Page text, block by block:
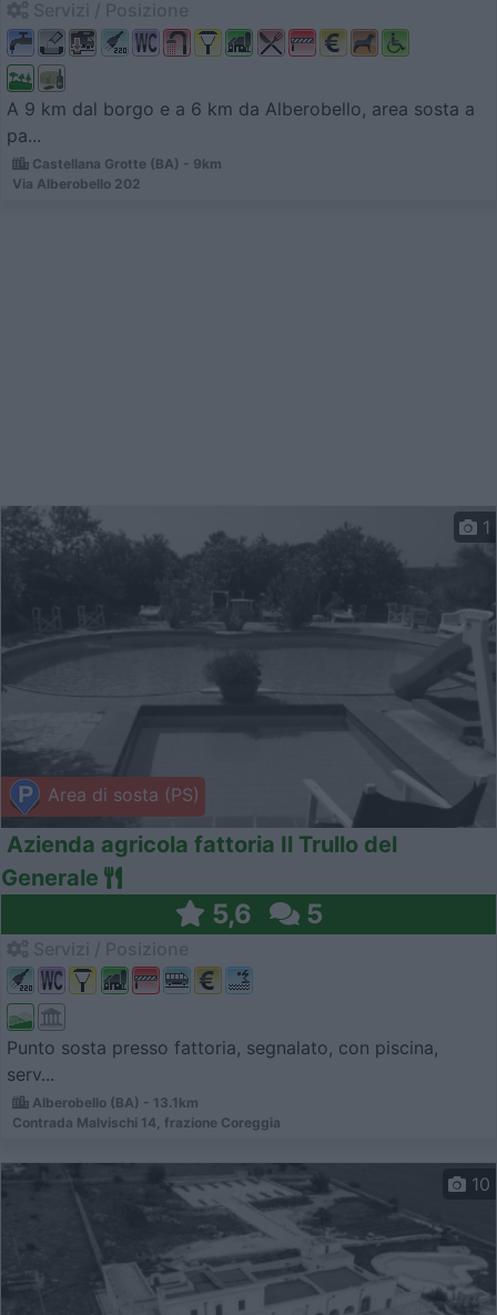
A 9 km dal borgo e a 6 km da Alberobello, area sosta a
pa...
Castellana Grotte (BA) - 9km
Via Alberobello 202
Area di sosta (PS)
1
Azienda agricola fattoria Il Trullo del
Generale
5,6 5
Punto sosta presso fattoria, segnalato, con piscina,
serv...
Alberobello (BA) - 13.1km
Contrada Malvischi 14, frazione Coreggia
10